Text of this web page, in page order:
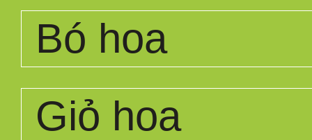
Bó hoa
Giỏ hoa